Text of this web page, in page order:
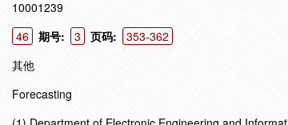
10001239
46 期号: 3 页码:
353-362
其他
Forecasting